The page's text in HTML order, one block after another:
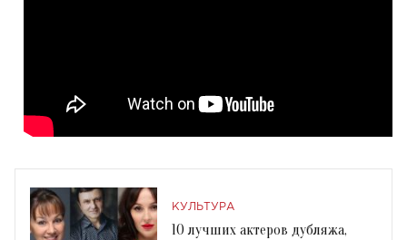
КУЛЬТУРА
10 лучших актеров дубляжа,